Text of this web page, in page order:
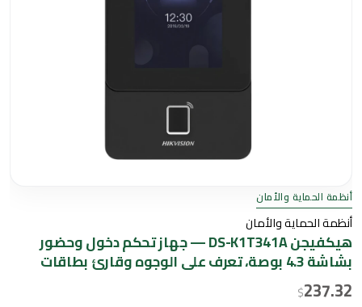
أنظمة الحماية والأمان
أنظمة الحماية والأمان
هيكفيجن DS-K1T341A — جهاز تحكم دخول وحضور
بشاشة 4.3 بوصة، تعرف على الوجوه وقارئ بطاقات
$237.32